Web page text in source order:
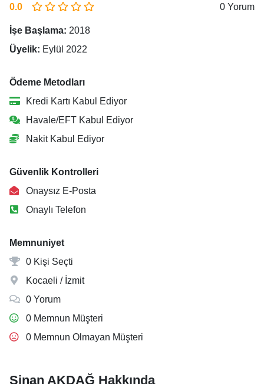
0.0 0 Yorum
İşe Başlama: 2018
Üyelik: Eylül 2022
Ödeme Metodları
Kredi Kartı Kabul Ediyor
Havale/EFT Kabul Ediyor
Nakit Kabul Ediyor
Güvenlik Kontrolleri
Onaysız E-Posta
Onaylı Telefon
Memnuniyet
0 Kişi Seçti
Kocaeli / İzmit
0 Yorum
0 Memnun Müşteri
0 Memnun Olmayan Müşteri
Sinan AKDAĞ Hakkında